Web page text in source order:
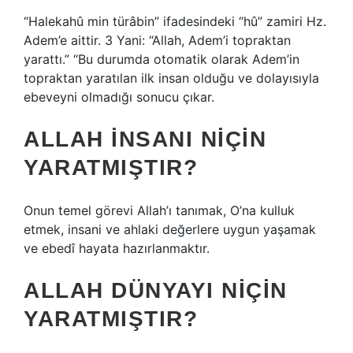
“Halekahû min türâbin” ifadesindeki “hû” zamiri Hz.
Adem’e aittir. 3 Yani: “Allah, Adem’i topraktan
yarattı.” “Bu durumda otomatik olarak Adem’in
topraktan yaratılan ilk insan olduğu ve dolayısıyla
ebeveyni olmadığı sonucu çıkar.
ALLAH INSANI NIÇIN
YARATMIŞTIR?
Onun temel görevi Allah’ı tanımak, O’na kulluk
etmek, insani ve ahlaki değerlere uygun yaşamak
ve ebedî hayata hazırlanmaktır.
ALLAH DÜNYAYI NIÇIN
YARATMIŞTIR?